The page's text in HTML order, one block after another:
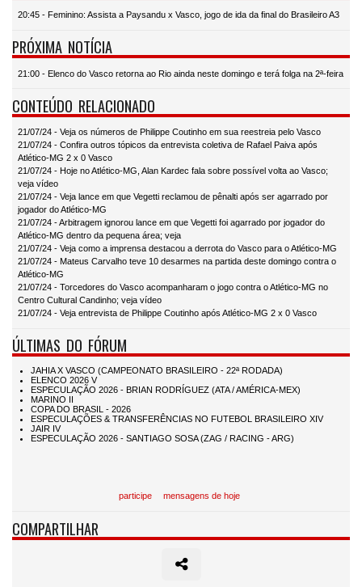
20:45 - Feminino: Assista a Paysandu x Vasco, jogo de ida da final do Brasileiro A3
PRÓXIMA NOTÍCIA
21:00 - Elenco do Vasco retorna ao Rio ainda neste domingo e terá folga na 2ª-feira
CONTEÚDO RELACIONADO
21/07/24 - Veja os números de Philippe Coutinho em sua reestreia pelo Vasco
21/07/24 - Confira outros tópicos da entrevista coletiva de Rafael Paiva após
Atlético-MG 2 x 0 Vasco
21/07/24 - Hoje no Atlético-MG, Alan Kardec fala sobre possível volta ao Vasco;
veja vídeo
21/07/24 - Veja lance em que Vegetti reclamou de pênalti após ser agarrado por
jogador do Atlético-MG
21/07/24 - Arbitragem ignorou lance em que Vegetti foi agarrado por jogador do
Atlético-MG dentro da pequena área; veja
21/07/24 - Veja como a imprensa destacou a derrota do Vasco para o Atlético-MG
21/07/24 - Mateus Carvalho teve 10 desarmes na partida deste domingo contra o
Atlético-MG
21/07/24 - Torcedores do Vasco acompanharam o jogo contra o Atlético-MG no
Centro Cultural Candinho; veja vídeo
21/07/24 - Veja entrevista de Philippe Coutinho após Atlético-MG 2 x 0 Vasco
ÚLTIMAS DO FÓRUM
participe mensagens de hoje
COMPARTILHAR